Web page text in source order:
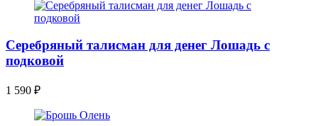
Серебряный талисман для денег Лошадь с
подковой
1 590 ₽